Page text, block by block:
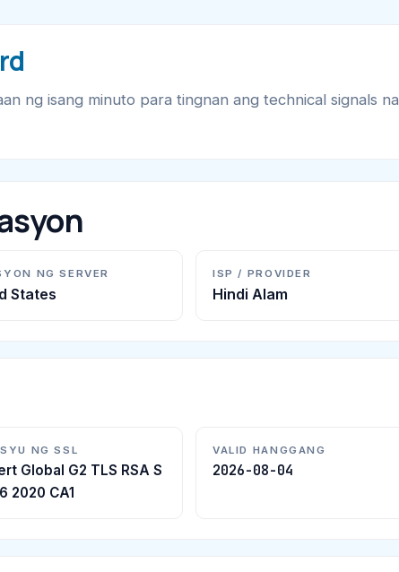
ng isang minuto para tingnan ang technical signals na
NG SERVER
States
ISP / PROVIDER
Hindi Alam
NG SSL
Global G2 TLS RSA S
2020 CA1
VALID HANGGANG
2026-08-04